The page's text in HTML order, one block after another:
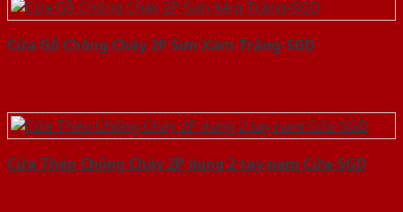
Cửa Gỗ Chống Cháy 2P Sơn Xám Trắng-SGD
Cửa Thép Chống Cháy 2P dung 2 tay nam Cửa-SGD